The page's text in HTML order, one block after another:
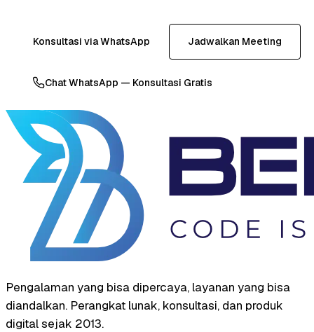
Konsultasi via WhatsApp Jadwalkan Meeting
Chat WhatsApp — Konsultasi Gratis
Pengalaman yang bisa dipercaya, layanan yang bisa
diandalkan. Perangkat lunak, konsultasi, dan produk
digital sejak 2013.